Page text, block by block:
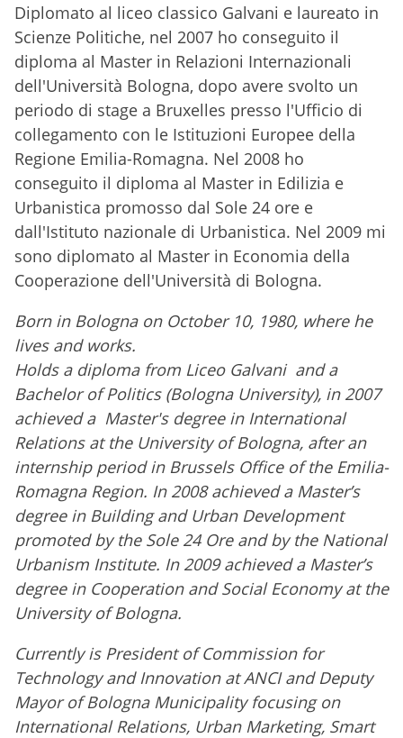
Diplomato al liceo classico Galvani e laureato in
Scienze Politiche, nel 2007 ho conseguito il
diploma al Master in Relazioni Internazionali
dell'Università Bologna, dopo avere svolto un
periodo di stage a Bruxelles presso l'Ufficio di
collegamento con le Istituzioni Europee della
Regione Emilia-Romagna. Nel 2008 ho
conseguito il diploma al Master in Edilizia e
Urbanistica promosso dal Sole 24 ore e
dall'Istituto nazionale di Urbanistica. Nel 2009 mi
sono diplomato al Master in Economia della
Cooperazione dell'Università di Bologna.
Born in Bologna on October 10, 1980, where he
lives and works.
Holds a diploma from Liceo Galvani and a
Bachelor of Politics (Bologna University), in 2007
achieved a Master's degree in International
Relations at the University of Bologna, after an
internship period in Brussels Office of the Emilia-
Romagna Region. In 2008 achieved a Master’s
degree in Building and Urban Development
promoted by the Sole 24 Ore and by the National
Urbanism Institute. In 2009 achieved a Master’s
degree in Cooperation and Social Economy at the
University of Bologna.
Currently is President of Commission for
Technology and Innovation at ANCI and Deputy
Mayor of Bologna Municipality focusing on
International Relations, Urban Marketing, Smart